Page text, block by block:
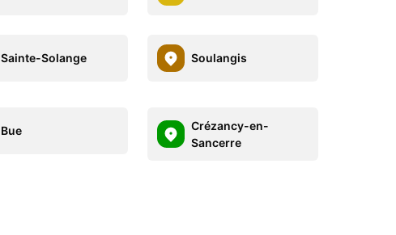
Sainte-Solange Soulangis
Bue
Crézancy-en-
Sancerre